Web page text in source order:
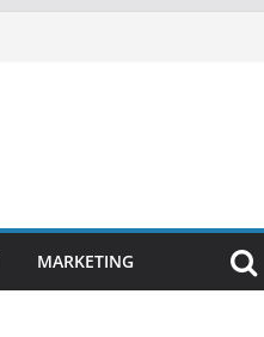
MARKETING